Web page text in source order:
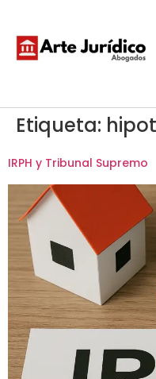
Etiqueta:
IRPH y Tribunal Supremo